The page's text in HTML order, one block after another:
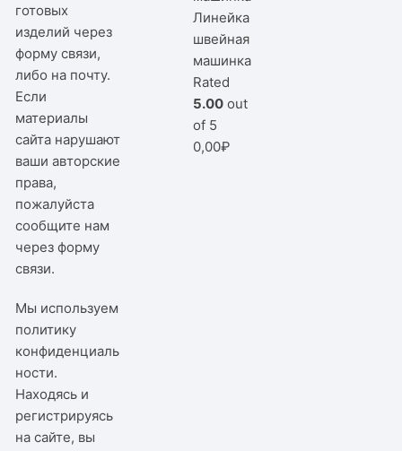
готовых
изделий через
форму связи,
либо на почту.
Если
материалы
сайта нарушают
ваши авторские
права,
пожалуйста
сообщите нам
черезформу
связи.
Мы используем
политику
конфиденциаль
ности.
Находясь и
регистрируясь
на сайте, вы
Линейка
швейная
машинка
Rated
5.00 out
of 5
0,00₽